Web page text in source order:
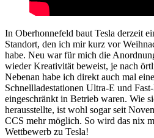
In Oberhonnefeld baut Tesla derzeit
Standort, den ich mir kurz vor
habe. Neu war für mich die
wieder Kreativität beweist, je nach
Nebenan habe ich direkt auch mal
Schnellladestationen Ultra-E und
eingeschränkt in Betrieb waren. Wie
herausstellte, ist wohl sogar seit
CCS mehr möglich. So wird das nix
Wettbewerb zu Tesla!